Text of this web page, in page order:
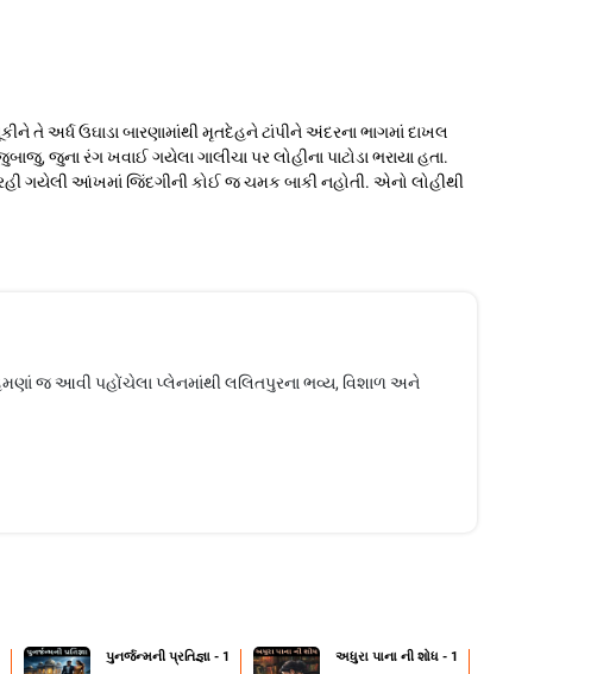
અર્ધ ઉઘાડા બારણામાંથી મૃતદેહને ટાંપીને અંદરના ભાગમાં દાખલ
જુના રંગ ખવાઈ ગયેલા ગાલીચા પર લોહીના પાટોડા ભરાયા હતા.
ગયેલી આંખમાં જિંદગીની કોઈ જ ચમક બાકી નહોતી. એનો લોહીથી
જ આવી પહોંચેલા પ્લેનમાંથી લલિતપુરના ભવ્ય, વિશાળ અને
પુનર્જન્મની પ્રતિજ્ઞા - 1 અધુરા પાના ની શોધ - 1